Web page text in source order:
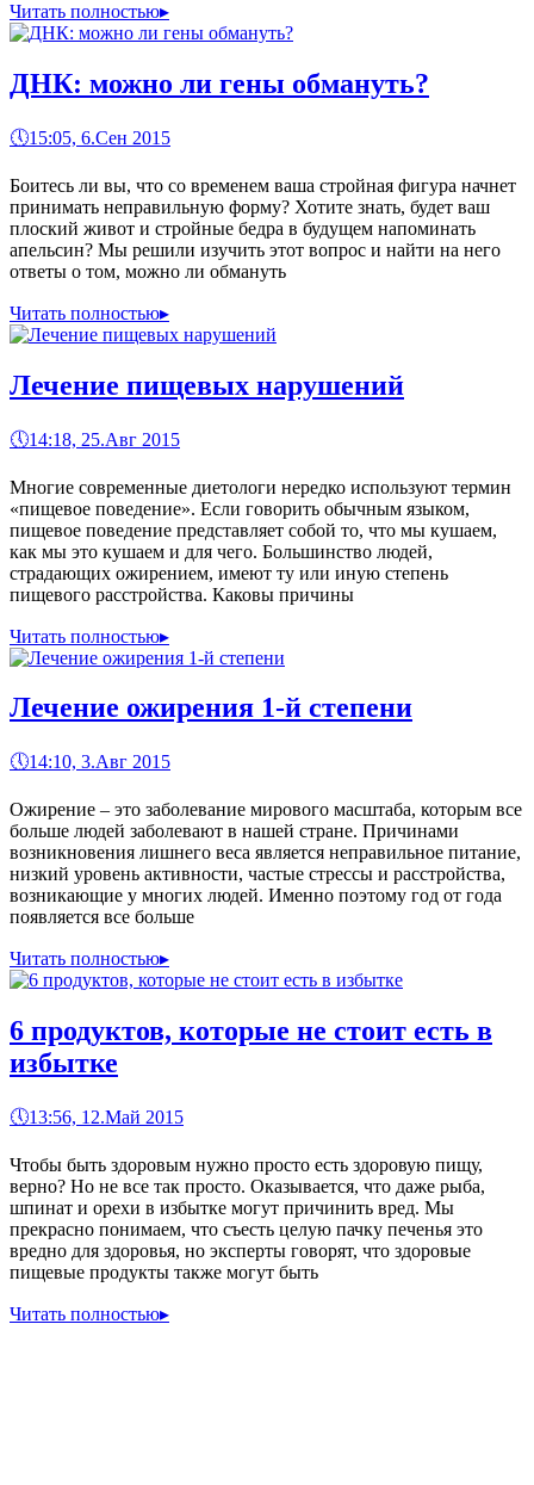
Читать полностью▸
ДНК: можно ли гены обмануть?
🕔15:05, 6.Сен 2015
Боитесь ли вы, что со временем ваша стройная фигура начнет
принимать неправильную форму? Хотите знать, будет ваш
плоский живот и стройные бедра в будущем напоминать
апельсин? Мы решили изучить этот вопрос и найти на него
ответы о том, можно ли обмануть
Читать полностью▸
Лечение пищевых нарушений
🕔14:18, 25.Авг 2015
Многие современные диетологи нередко используют термин
«пищевое поведение». Если говорить обычным языком,
пищевое поведение представляет собой то, что мы кушаем,
как мы это кушаем и для чего. Большинство людей,
страдающих ожирением, имеют ту или иную степень
пищевого расстройства. Каковы причины
Читать полностью▸
Лечение ожирения 1-й степени
🕔14:10, 3.Авг 2015
Ожирение – это заболевание мирового масштаба, которым все
больше людей заболевают в нашей стране. Причинами
возникновения лишнего веса является неправильное питание,
низкий уровень активности, частые стрессы и расстройства,
возникающие у многих людей. Именно поэтому год от года
появляется все больше
Читать полностью▸
6 продуктов, которые не стоит есть в
избытке
🕔13:56, 12.Май 2015
Чтобы быть здоровым нужно просто есть здоровую пищу,
верно? Но не все так просто. Оказывается, что даже рыба,
шпинат и орехи в избытке могут причинить вред. Мы
прекрасно понимаем, что съесть целую пачку печенья это
вредно для здоровья, но эксперты говорят, что здоровые
пищевые продукты также могут быть
Читать полностью▸